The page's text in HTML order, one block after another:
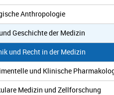
Anthropologie
Geschichte der Medizin
und Recht in der Medizin
und Klinische
Medizin und Zellforschung